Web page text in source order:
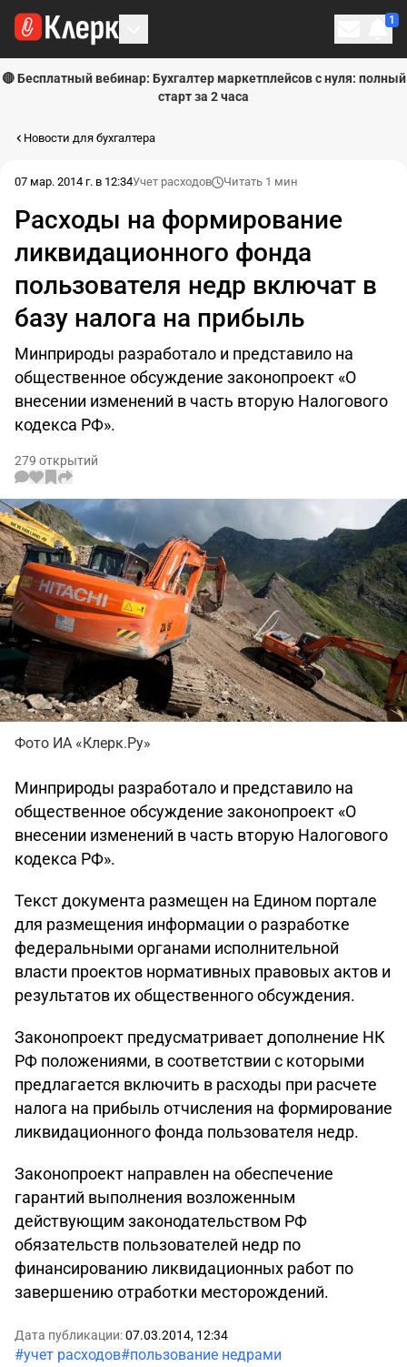
1
🔴 Бесплатный вебинар: Бухгалтер маркетплейсов с нуля: полный
старт за 2 часа
Новости для бухгалтера
07 мар. 2014 г. в 12:34Учет расходов Читать 1 мин
Расходы на формирование
ликвидационного фонда
пользователя недр включат в
базу налога на прибыль
Минприроды разработало и представило на
общественное обсуждение законопроект «О
внесении изменений в часть вторую Налогового
кодекса РФ».
279 открытий
Фото ИА «Клерк.Ру»
Минприроды разработало и представило на
общественное обсуждение законопроект «О
внесении изменений в часть вторую Налогового
кодекса РФ».
Текст документа размещен на Едином портале
для размещения информации о разработке
федеральными органами исполнительной
власти проектов нормативных правовых актов и
результатов их общественного обсуждения.
Законопроект предусматривает дополнение НК
РФ положениями, в соответствии с которыми
предлагается включить в расходы при расчете
налога на прибыль отчисления на формирование
ликвидационного фонда пользователя недр.
Законопроект направлен на обеспечение
гарантий выполнения возложенным
действующим законодательством РФ
обязательств пользователей недр по
финансированию ликвидационных работ по
завершению отработки месторождений.
Дата публикации:07.03.2014, 12:34
#учет расходов#пользование недрами